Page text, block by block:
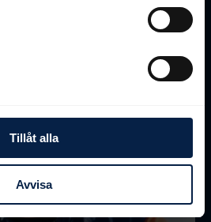
Tillåt alla
Avvisa
pulsen på en rad tränare inför vad